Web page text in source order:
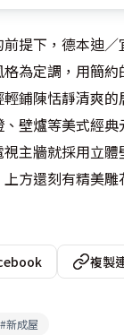
提下，德本迪
為定調，用簡
鋪陳恬靜清爽
壁爐等美式經
主牆就採用立
方還刻有精美雕
師，德本迪／宜荷
旁保留一處鋼琴
接照明，讓鋼琴
複製
#新成屋